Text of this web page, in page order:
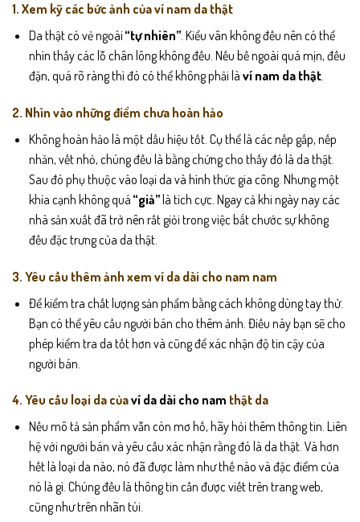
1. Xem kỹ các bức ảnh của ví nam da thật
Da thật có vẻ ngoài “tự nhiên”. Kiểu vân không đều nên có thể
nhìn thấy các lỗ chân lông không đều. Nếu bề ngoài quá mịn, đều
đặn, quá rõ ràng thì đó có thể không phải là ví nam da thật.
2. Nhìn vào những điểm chưa hoàn hảo
Không hoàn hảo là một dấu hiệu tốt. Cụ thể là các nếp gấp, nếp
nhăn, vết nhỏ, chúng đều là bằng chứng cho thấy đó là da thật.
Sau đó phụ thuộc vào loại da và hình thức gia công. Nhưng một
khía cạnh không quá “giả”là tích cực. Ngay cả khi ngày nay các
nhà sản xuất đã trở nên rất giỏi trong việc bắt chước sự không
đều đặc trưng của da thật.
3. Yêu cầu thêm ảnh xem ví da dài cho nam nam
Để kiểm tra chất lượng sản phẩm bằng cách không dùng tay thử.
Bạn có thể yêu cầu người bán cho thêm ảnh. Điều này bạn sẽ cho
phép kiểm tra da tốt hơn và cũng để xác nhận độ tin cậy của
người bán.
4. Yêu cầu loại da củaví da dài cho nam thật da
Nếu mô tả sản phẩm vẫn còn mơ hồ, hãy hỏi thêm thông tin. Liên
hệ với người bán và yêu cầu xác nhận rằng đó là da thật. Và hơn
hết là loại da nào, nó đã được làm như thế nào và đặc điểm của
nó là gì. Chúng đều là thông tin cần được viết trên trang web,
cũng như trên nhãn túi.